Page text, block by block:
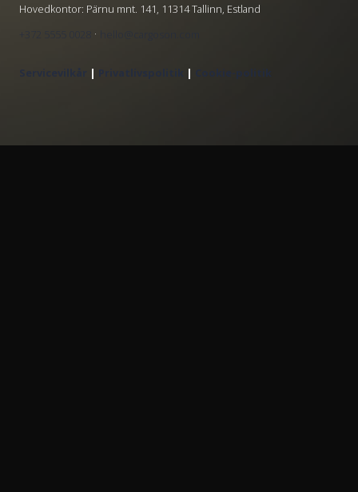
Hovedkontor: Pärnu mnt. 141, 11314 Tallinn, Estland
·
| | Cookie-politik